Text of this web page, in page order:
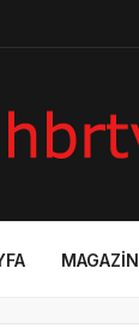
MAGAZIN